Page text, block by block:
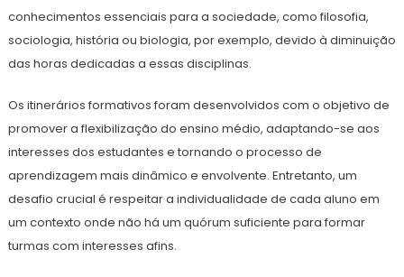
conhecimentos essenciais para a sociedade, como filosofia,
sociologia, história ou biologia, por exemplo, devido à diminuição
das horas dedicadas a essas disciplinas.
Os itinerários formativos foram desenvolvidos com o objetivo de
promover a flexibilização do ensino médio, adaptando-se aos
interesses dos estudantes e tornando o processo de
aprendizagem mais dinâmico e envolvente. Entretanto, um
desafio crucial é respeitar a individualidade de cada aluno em
um contexto onde não há um quórum suficiente para formar
turmas com interesses afins.